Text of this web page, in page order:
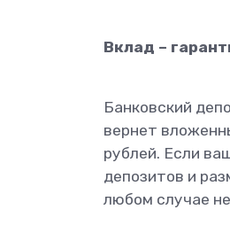
Вклад –
Банковский
вернет
рублей. Если
депозитов и
любом случае